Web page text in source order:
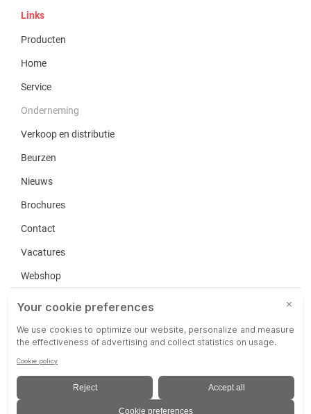
Links
Producten
Home
Service
Onderneming
Verkoop en distributie
Beurzen
Nieuws
Brochures
Contact
Vacatures
Webshop
Service
Disclaimer
Algemene Verkoopvoorwaarden